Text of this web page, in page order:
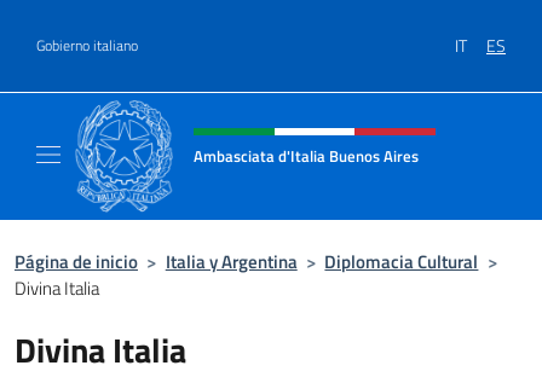
Gobierno italiano IT ES
Encabezado del sitio web,
Ambasciata d'Italia Buenos Aires
Página de inicio > Italia y Argentina > Diplomacia Cultural >
Divina Italia
Divina Italia